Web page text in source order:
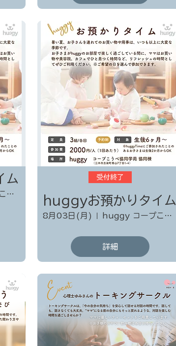
ム
huggy コープこうべ協同学苑 協同棟
受付終了
huggyお預かりタイム
8月03日(月) huggy コープこうべ協同学苑 協同棟
詳細